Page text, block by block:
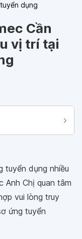
dụng
Cần
vị trí tại
tuyển dụng nhiều
Anh Chị quan tâm
vui lòng truy
ứng tuyển